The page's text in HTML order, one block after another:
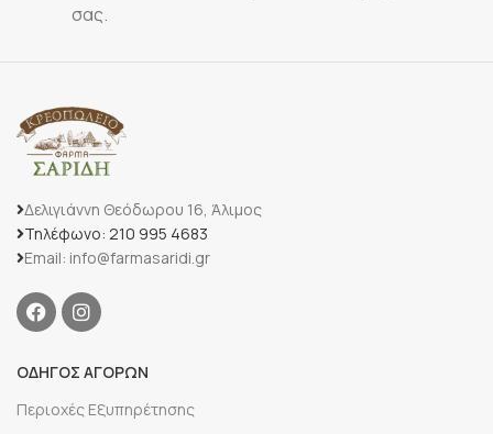
σας.
Δελιγιάννη Θεόδωρου 16, Άλιμος
Τηλέφωνο: 210 995 4683
Email: info@farmasaridi.gr
ΟΔΗΓΟΣ ΑΓΟΡΩΝ
Περιοχές Εξυπηρέτησης